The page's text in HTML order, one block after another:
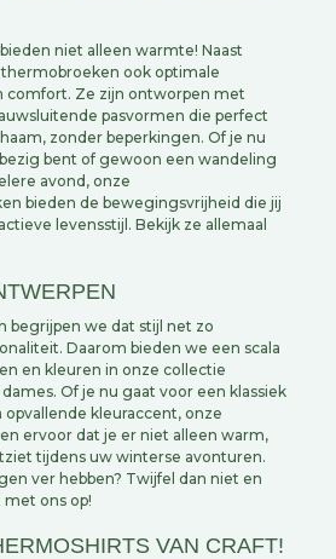
niet alleen warmte! Naast
ook optimale
comfort. Ze zijn ontworpen met
pasvormen die perfect
zonder beperkingen. Of je nu
bent of gewoon een wandeling
avond, onze
bieden de bewegingsvrijheid die jij
levensstijl. Bekijk ze allemaal
begrijpen we dat stijl net zo
Daarom bieden we een scala
en kleuren in onze collectie
Of je nu gaat voor een klassiek
kleuraccent, onze
ervoor dat je er niet alleen warm,
tijdens uw winterse avonturen.
ver hebben? Twijfel dan niet en
ons op!
VAN CRAFT!